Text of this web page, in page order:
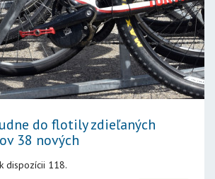
do flotily zdieľaných
38 nových
dispozícii 118.